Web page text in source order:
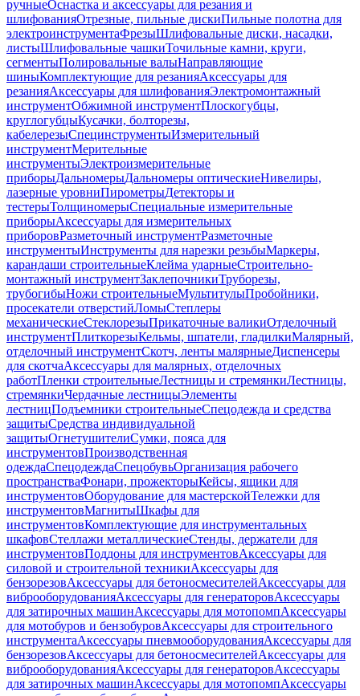
ручныеОснастка и аксессуары для резания и
шлифованияОтрезные, пильные дискиПильные полотна для
электроинструментаФрезыШлифовальные диски, насадки,
листыШлифовальные чашкиТочильные камни, круги,
сегментыПолировальные валыНаправляющие
шиныКомплектующие для резанияАксессуары для
резанияАксессуары для шлифованияЭлектромонтажный
инструментОбжимной инструментПлоскогубцы,
круглогубцыКусачки, болторезы,
кабелерезыСпецинструментыИзмерительный
инструментМерительные
инструментыЭлектроизмерительные
приборыДальномерыДальномеры оптическиеНивелиры,
лазерные уровниПирометрыДетекторы и
тестерыТолщиномерыСпециальные измерительные
приборыАксессуары для измерительных
приборовРазметочный инструментРазметочные
инструментыИнструменты для нарезки резьбыМаркеры,
карандаши строительныеКлейма ударныеСтроительно-
монтажный инструментЗаклепочникиТруборезы,
трубогибыНожи строительныеМультитулыПробойники,
просекатели отверстийЛомыСтеплеры
механическиеСтеклорезыПрикаточные валикиОтделочный
инструментПлиткорезыКельмы, шпатели, гладилкиМалярный,
отделочный инструментСкотч, ленты малярныеДиспенсеры
для скотчаАксессуары для малярных, отделочных
работПленки строительныеЛестницы и стремянкиЛестницы,
стремянкиЧердачные лестницыЭлементы
лестницПодъемники строительныеСпецодежда и средства
защитыСредства индивидуальной
защитыОгнетушителиСумки, пояса для
инструментовПроизводственная
одеждаСпецодеждаСпецобувьОрганизация рабочего
пространстваФонари, прожекторыКейсы, ящики для
инструментовОборудование для мастерскойТележки для
инструментовМагнитыШкафы для
инструментовКомплектующие для инструментальных
шкафовСтеллажи металлическиеСтенды, держатели для
инструментовПоддоны для инструментовАксессуары для
силовой и строительной техникиАксессуары для
бензорезовАксессуары для бетоносмесителейАксессуары для
виброоборудованияАксессуары для генераторовАксессуары
для затирочных машинАксессуары для мотопомпАксессуары
для мотобуров и бензобуровАксессуары для строительного
инструментаАксессуары пневмооборудованияАксессуары для
бензорезовАксессуары для бетоносмесителейАксессуары для
виброоборудованияАксессуары для генераторовАксессуары
для затирочных машинАксессуары для мотопомпАксессуары